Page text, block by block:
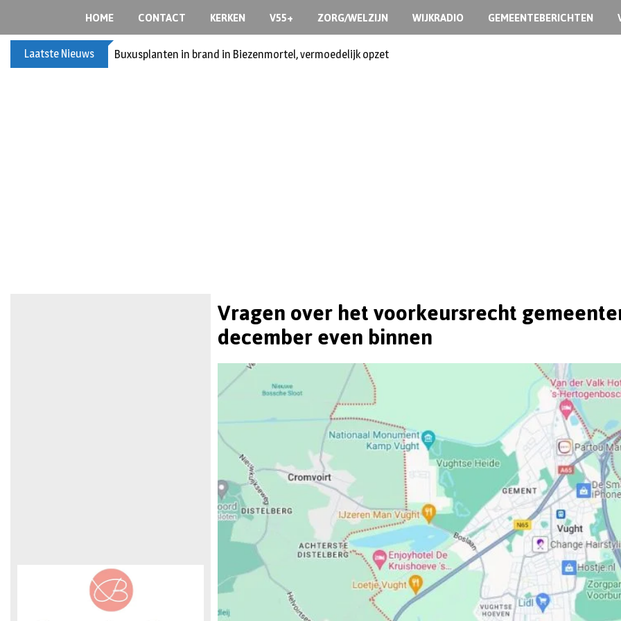
HOME CONTACT KERKEN V55+ ZORG/WELZIJN WIJKRADIO GEMEENTEBERICHTEN
Laatste Nieuws Buxusplanten in brand in Biezenmortel, vermoedelijk opzet
Vragen over het voorkeursrecht
december even binnen